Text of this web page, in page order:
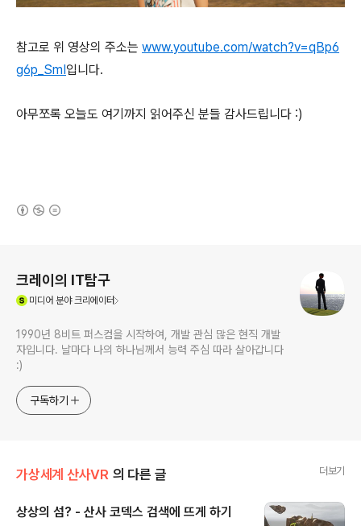
참고로 위 영상의 주소는 www.youtube.com/watch?v=qBp6
g6p_SmI입니다.
아무쪼록 오늘도 여기까지 읽어주신 분들 감사드립니다 :)
크레이의 IT탐구
미디어 분야 크리에이터
1990년 8비트 퍼스컴을 시작하여, 개발 관심 많은 현직 개발
자입니다. 날마다 나의 하나님께서 능력 주심 따라 살아갑니다
:)
구독하기
가상세계 산사VR 의 다른 글 더보기
상상의 섬? - 산사 코덱스 검색에 뜨게 하기